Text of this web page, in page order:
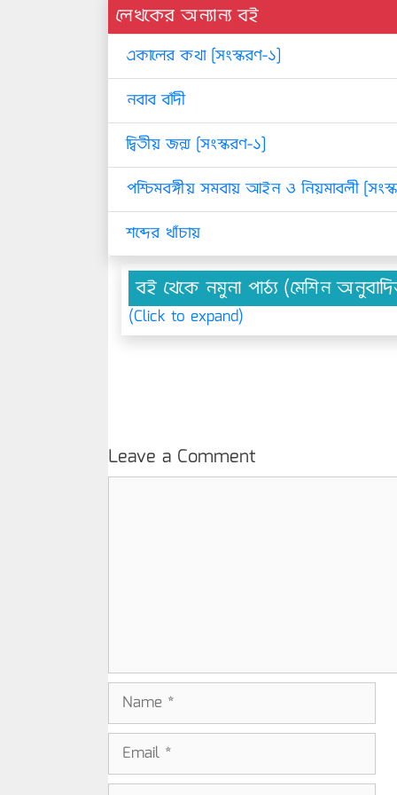
লেখকের অন্যান্য বই
একালের কথা [সংস্করণ-১]
নবাব বাঁদী
দ্বিতীয় জন্ম [সংস্করণ-১]
পশ্চিমবঙ্গীয় সমবায় আইন ও নিয়মাবলী
শব্দের খাঁচায়
বই থেকে নমুনা পাঠ্য (মেশিন
(Click to expand)
Leave a Comment
Name
Email